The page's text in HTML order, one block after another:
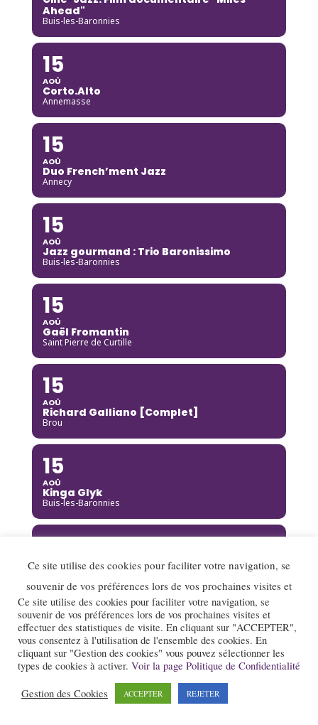
Ahead"
Buis-les-Baronnies
15
AOÛ
Corto.Alto
Annemasse
15
AOÛ
Duo French’ment Jazz
Annecy
15
AOÛ
Jazz gourmand : Trio Baronissimo
Buis-les-Baronnies
15
AOÛ
Gaël Fromantin
Saint Pierre de Curtille
15
AOÛ
Richard Galliano [Complet]
Brou
15
AOÛ
Kinga Glyk
Buis-les-Baronnies
16
AOÛ
Hot Club de Boukravie
Valence
16
AOÛ
The Franc Connection Quintet
Saint-Pierre-sur-Doux
17
Ce site utilise des cookies pour faciliter votre navigation, se
souvenir de vos préférences lors de vos prochaines visites et
Ce site utilise des cookies pour faciliter votre navigation, se
souvenir de vos préférences lors de vos prochaines visites et
effectuer des statistiques de visite. En cliquant sur "ACCEPTER",
vous consentez à l'utilisation de l'ensemble des cookies. En
cliquant sur "Gestion des cookies" vous pouvez sélectionner les
types de cookies à activer. Voir la page Politique de Confidentialité
Gestion des Cookies ACCEPTER REJETER